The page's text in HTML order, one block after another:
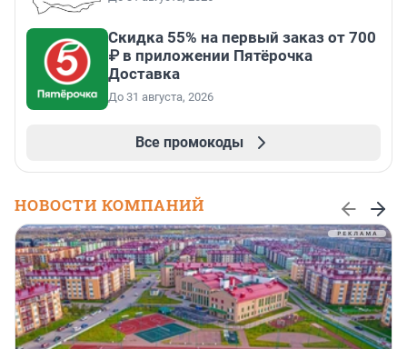
Скидка 55% на первый заказ от 700
₽ в приложении Пятёрочка
Доставка
До 31 августа, 2026
Все промокоды
НОВОСТИ КОМПАНИЙ